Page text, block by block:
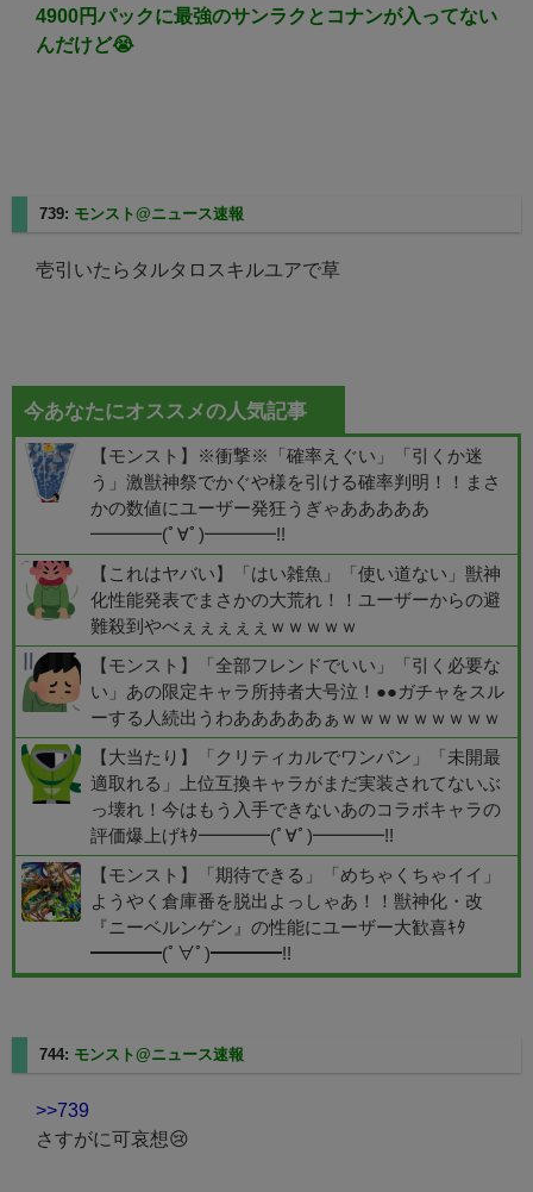
4900円パックに最強のサンラクとコナンが入ってない
んだけど😭
739: モンスト@ニュース速報
壱引いたらタルタロスキルユアで草
今あなたにオススメの人気記事
【モンスト】※衝撃※「確率えぐい」「引くか迷
う」激獣神祭でかぐや様を引ける確率判明！！まさ
かの数値にユーザー発狂うぎゃあああああ
━━━━(ﾟ∀ﾟ)━━━━!!
【これはヤバい】「はい雑魚」「使い道ない」獣神
化性能発表でまさかの大荒れ！！ユーザーからの避
難殺到やべぇぇぇぇぇｗｗｗｗｗ
【モンスト】「全部フレンドでいい」「引く必要な
い」あの限定キャラ所持者大号泣！●●ガチャをスル
ーする人続出うわあああああぁｗｗｗｗｗｗｗｗｗ
【大当たり】「クリティカルでワンパン」「未開最
適取れる」上位互換キャラがまだ実装されてないぶ
っ壊れ！今はもう入手できないあのコラボキャラの
評価爆上げｷﾀ━━━━(ﾟ∀ﾟ)━━━━!!
【モンスト】「期待できる」「めちゃくちゃイイ」
ようやく倉庫番を脱出よっしゃあ！！獣神化・改
『ニーベルンゲン』の性能にユーザー大歓喜ｷﾀ
━━━━(ﾟ∀ﾟ)━━━━!!
744: モンスト@ニュース速報
>>739
さすがに可哀想😢